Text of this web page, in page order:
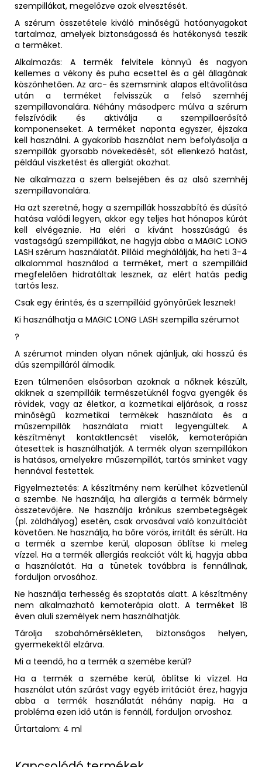
szempillákat, megelőzve azok elvesztését.
A szérum összetétele kiváló minőségű hatóanyagokat
tartalmaz, amelyek biztonságossá és hatékonysá teszik
a terméket.
Alkalmazás: A termék felvitele könnyű és nagyon
kellemes a vékony és puha ecsettel és a gél állagának
köszönhetően. Az arc- és szemsmink alapos eltávolítása
után a terméket felvisszük a felső szemhéj
szempillavonalára. Néhány másodperc múlva a szérum
felszívódik és aktiválja a szempillaerősítő
komponenseket. A terméket naponta egyszer, éjszaka
kell használni. A gyakoribb használat nem befolyásolja a
szempillák gyorsabb növekedését, sőt ellenkező hatást,
például viszketést és allergiát okozhat.
Ne alkalmazza a szem belsejében és az alsó szemhéj
szempillavonalára.
Ha azt szeretné, hogy a szempillák hosszabbító és dúsító
hatása valódi legyen, akkor egy teljes hat hónapos kúrát
kell elvégeznie. Ha eléri a kívánt hosszúságú és
vastagságú szempillákat, ne hagyja abba a MAGIC LONG
LASH szérum használatát. Pilláid meghálálják, ha heti 3-4
alkalommal használod a terméket, mert a szempilláid
megfelelően hidratáltak lesznek, az elért hatás pedig
tartós lesz.
Csak egy érintés, és a szempilláid gyönyörűek lesznek!
Ki használhatja a MAGIC LONG LASH szempilla szérumot
?
A szérumot minden olyan nőnek ajánljuk, aki hosszú és
dús szempilláról álmodik.
Ezen túlmenően elsősorban azoknak a nőknek készült,
akiknek a szempilláik természetüknél fogva gyengék és
rövidek, vagy az életkor, a kozmetikai eljárások, a rossz
minőségű kozmetikai termékek használata és a
műszempillák használata miatt legyengültek. A
készítményt kontaktlencsét viselők, kemoterápián
átesettek is használhatják. A termék olyan szempillákon
is hatásos, amelyekre műszempillát, tartós sminket vagy
hennával festettek.
Figyelmeztetés: A készítmény nem kerülhet közvetlenül
a szembe. Ne használja, ha allergiás a termék bármely
összetevőjére. Ne használja krónikus szembetegségek
(pl. zöldhályog) esetén, csak orvosával való konzultációt
követően. Ne használja, ha bőre vörös, irritált és sérült. Ha
a termék a szembe kerül, alaposan öblítse ki meleg
vízzel. Ha a termék allergiás reakciót vált ki, hagyja abba
a használatát. Ha a tünetek továbbra is fennállnak,
forduljon orvosához.
Ne használja terhesség és szoptatás alatt. A készítmény
nem alkalmazható kemoterápia alatt. A terméket 18
éven aluli személyek nem használhatják.
Tárolja szobahőmérsékleten, biztonságos helyen,
gyermekektől elzárva.
Mi a teendő, ha a termék a szemébe kerül?
Ha a termék a szemébe kerül, öblítse ki vízzel. Ha
használat után szúrást vagy egyéb irritációt érez, hagyja
abba a termék használatát néhány napig. Ha a
probléma ezen idő után is fennáll, forduljon orvoshoz.
Űrtartalom: 4 ml